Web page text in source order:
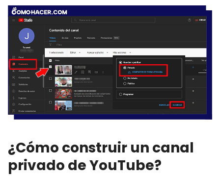
¿Cómo construir un canal
privado de YouTube?